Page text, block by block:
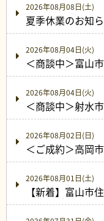
2026年08月08日(土)
夏季休業のお知
2026年08月04日(火)
＜商談中＞富山
2026年08月04日(火)
＜商談中＞射水
2026年08月02日(日)
＜ご成約＞高岡
2026年08月01日(土)
【新着】富山